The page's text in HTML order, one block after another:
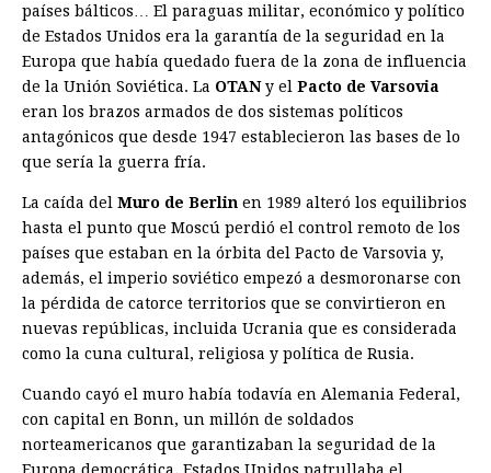
países bálticos… El paraguas militar, económico y político
de Estados Unidos era la garantía de la seguridad en la
Europa que había quedado fuera de la zona de influencia
de la Unión Soviética. La OTANy el Pacto de Varsovia
eran los brazos armados de dos sistemas políticos
antagónicos que desde 1947 establecieron las bases de lo
que sería la guerra fría.
La caída del Muro de Berlin en 1989 alteró los equilibrios
hasta el punto que Moscú perdió el control remoto de los
países que estaban en la órbita del Pacto de Varsovia y,
además, el imperio soviético empezó a desmoronarse con
la pérdida de catorce territorios que se convirtieron en
nuevas repúblicas, incluida Ucrania que es considerada
como la cuna cultural, religiosa y política de Rusia.
Cuando cayó el muro había todavía en Alemania Federal,
con capital en Bonn, un millón de soldados
norteamericanos que garantizaban la seguridad de la
Europa democrática. Estados Unidos patrullaba el